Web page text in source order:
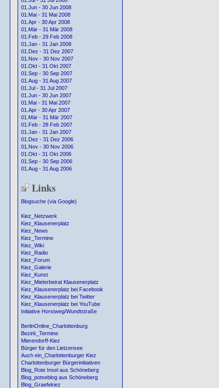
01.Jun - 30 Jun 2008
01.Mai - 31 Mai 2008
01.Apr - 30 Apr 2008
01.Mär - 31 Mär 2008
01.Feb - 29 Feb 2008
01.Jan - 31 Jan 2008
01.Dez - 31 Dez 2007
01.Nov - 30 Nov 2007
01.Okt - 31 Okt 2007
01.Sep - 30 Sep 2007
01.Aug - 31 Aug 2007
01.Jul - 31 Jul 2007
01.Jun - 30 Jun 2007
01.Mai - 31 Mai 2007
01.Apr - 30 Apr 2007
01.Mär - 31 Mär 2007
01.Feb - 28 Feb 2007
01.Jan - 31 Jan 2007
01.Dez - 31 Dez 2006
01.Nov - 30 Nov 2006
01.Okt - 31 Okt 2006
01.Sep - 30 Sep 2006
01.Aug - 31 Aug 2006
Links
Blogsuche (via Google)
Kiez_Netzwerk
Kiez_Klausenerplatz
Kiez_News
Kiez_Termine
Kiez_Wiki
Kiez_Radio
Kiez_Forum
Kiez_Galerie
Kiez_Kunst
Kiez_Mieterbeirat Klausenerplatz
Kiez_Klausenerplatz bei Facebook
Kiez_Klausenerplatz bei Twitter
Kiez_Klausenerplatz bei YouTube
Initiative Horstweg/Wundtstraße
BerlinOnline_Charlottenburg
Bezirk_Termine
Mierendorff-Kiez
Bürger für den Lietzensee
Auch ein_Charlottenburger Kiez
Charlottenburger Bürgerinitiativen
Blog_Rote Insel aus Schöneberg
Blog_potseblog aus Schöneberg
Blog_Graefekiez